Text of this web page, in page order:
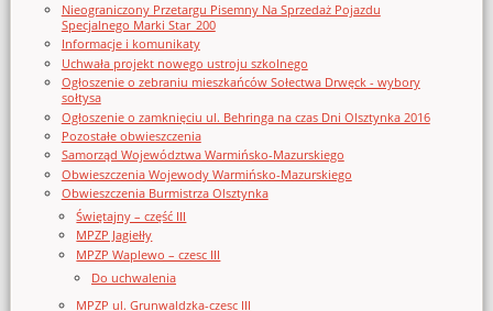
Nieograniczony Przetargu Pisemny Na Sprzedaż Pojazdu
Specjalnego Marki Star_200
Informacje i komunikaty
Uchwała projekt nowego ustroju szkolnego
Ogłoszenie o zebraniu mieszkańców Sołectwa Drwęck - wybory
sołtysa
Ogłoszenie o zamknięciu ul. Behringa na czas Dni Olsztynka 2016
Pozostałe obwieszczenia
Samorząd Województwa Warmińsko-Mazurskiego
Obwieszczenia Wojewody Warmińsko-Mazurskiego
Obwieszczenia Burmistrza Olsztynka
Świętajny – część III
MPZP Jagiełły
MPZP Waplewo – czesc III
Do uchwalenia
MPZP ul. Grunwaldzka-czesc III